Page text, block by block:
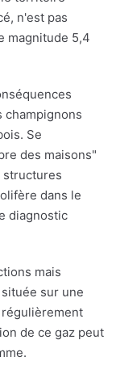
n'est pas
magnitude 5,4
champignons
Se
des maisons"
structures
dans le
diagnostic
mais
sur une
de ce gaz peut